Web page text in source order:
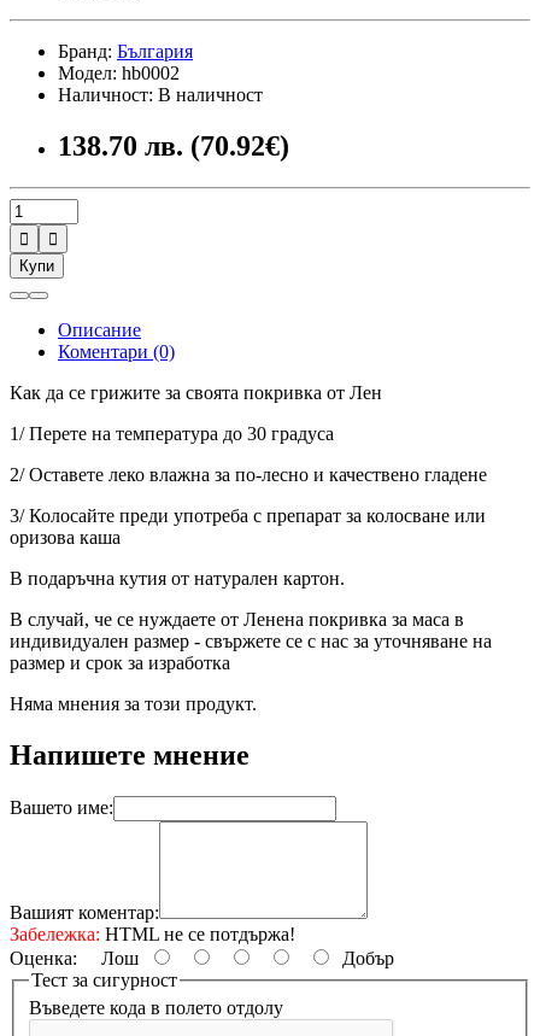
Бранд: България
Модел: hb0002
Наличност: В наличност
138.70 лв. (70.92€)


Купи
Описание
Коментари (0)
Как да се грижите за своята покривка от Лен
1/ Перете на температура до 30 градуса
2/ Оставете леко влажна за по-лесно и качествено гладене
3/ Колосайте преди употреба с препарат за колосване или
оризова каша
В подаръчна кутия от натурален картон.
В случай, че се нуждаете от Ленена покривка за маса в
индивидуален размер - свържете се с нас за уточняване на
размер и срок за изработка
Няма мнения за този продукт.
Напишете мнение
Вашето име:
Вашият коментар:
Забележка: HTML не се потдържа!
Оценка: Лош
Добър
Тест за сигурност
Въведете кода в полето отдолу